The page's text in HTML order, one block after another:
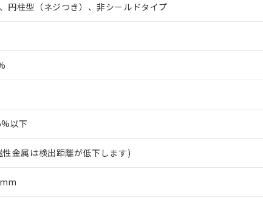
円柱型（ネジつき）、非シールドタイプ
以下
金属は検出距離が低下します)